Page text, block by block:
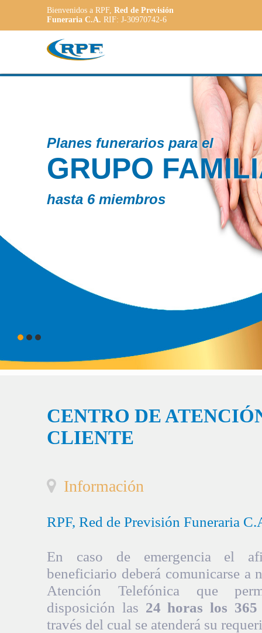
Bienvenidos a RPF, Red de Previsión
Funeraria C.A. RIF: J-30970742-6
a
CENTRO DE
CLIENTE
Información
RPF, Red de Previsión Funeraria
En caso de emergencia el
beneficiario deberá comunicarse a
Atención Telefónica que
disposición las 24 horas los
través del cual se atenderá su